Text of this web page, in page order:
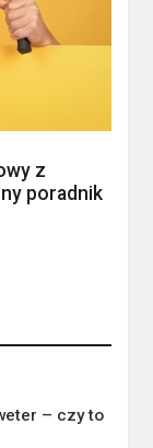
z
poradnik
– czy to